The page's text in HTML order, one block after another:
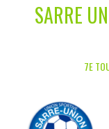
SARRE
7E